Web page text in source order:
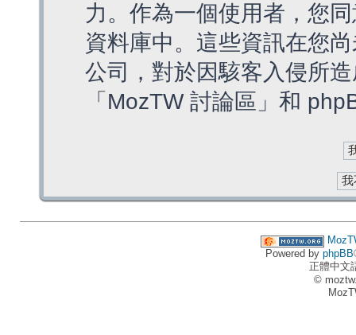
力。作為一個使用者，您
資料庫中。這些資訊在您
公司，對於因駭客入侵所
「MozTW 討論區」和
Powered by phpBB
正體中文
©